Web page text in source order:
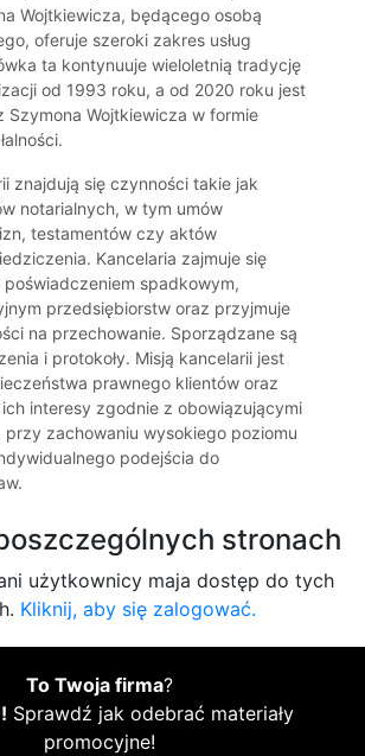
Wojtkiewicza, będącego osobą
oferuje szeroki zakres usług
ta kontynuuje wieloletnią tradycję
od 1993 roku, a od 2020 roku jest
Szymona Wojtkiewicza w formie
znajdują się czynności takie jak
notarialnych, w tym umów
testamentów czy aktów
Kancelaria zajmuje się
spadkowym,
przedsiębiorstw oraz przyjmuje
na przechowanie. Sporządzane są
i protokoły. Misją kancelarii jest
prawnego klientów oraz
interesy zgodnie z obowiązującymi
przy zachowaniu wysokiego poziomu
podejścia do
stronach
użytkownicy maja dostęp do tych
Kliknij, aby się zalogować.
To Twoja firma?
Sprawdź jak odebrać materiały
promocyjne!